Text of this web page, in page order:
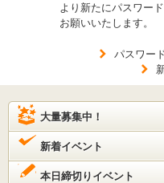
より新たにパスワー
お願いいたします。
パスワー
大量募集中！
新着イベント
本日締切りイベント